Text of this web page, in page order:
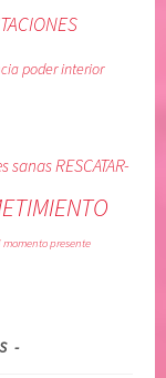
poder interior
sanas RESCATAR-
momento presente